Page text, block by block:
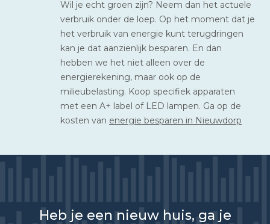
Wil je echt groen zijn? Neem dan het actuele
verbruik onder de loep. Op het moment dat je
het verbruik van energie kunt terugdringen
kan je dat aanzienlijk besparen. En dan
hebben we het niet alleen over de
energierekening, maar ook op de
milieubelasting. Koop specifiek apparaten
met een A+ label of LED lampen. Ga op de
kosten van energie besparen in Nieuwdorp
Heb je een nieuw huis, ga je